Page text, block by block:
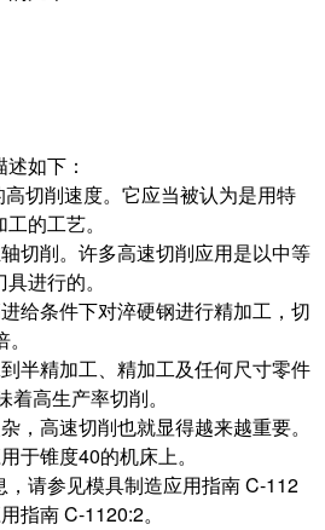
如下：
切削速度。它应当被认为是用特
的工艺。
切削。许多高速切削应用是以中等
进行的。
给条件下对淬硬钢进行精加工，切
半精加工、精加工及任何尺寸零件
高生产率切削。
，高速切削也就显得越来越重要。
于锥度40的机床上。
请参见模具制造应用指南 C-112
指南 C-1120:2。